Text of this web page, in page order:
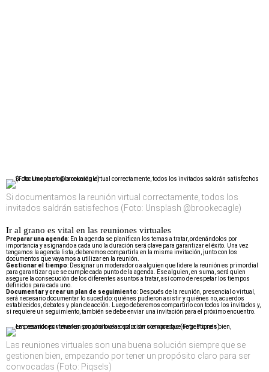
Si documentamos la reunión virtual correctamente, todos los
invitados saldrán satisfechos (Foto: Unsplash @brookecagle)
Ir al grano es vital en las reuniones virtuales
Preparar una agenda: En la agenda se planifican los temas a tratar, ordenándolos por
importancia y asignando a cada uno la duración será clave para garantizar el éxito. Una vez
tengamos la agenda lista, deberemos compartirla en la misma invitación, junto con los
documentos que vayamos a utilizar en la reunión.
Gestionar el tiempo: Designar un moderador o a alguien que lidere la reunión es primordial
para garantizar que se cumple cada punto de la agenda. Ese alguien, en suma, será quien
asegure la consecución de los diferentes asuntos a tratar, así como de respetar los tiempos
definidos para cada uno.
Documentar y crear un plan de seguimiento: Después de la reunión, presencial o virtual,
será necesario documentar lo sucedido: quiénes pudieron asistir y quiénes no, acuerdos
establecidos, debates y plan de acción. Luego deberemos compartirlo con todos los invitados y,
si requiere un seguimiento, también se debe enviar una invitación para el próximo encuentro.
Las reuniones virtuales son una buena solución siempre que se
gestionen bien, empezando por tener un propósito claro para ser
convocadas (Foto: Piqsels)